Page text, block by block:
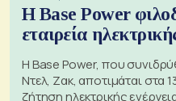
Η Base Power
εταιρεία
Η Base Power, που
Ντελ, Ζακ, αποτιμάται στα
ζήτηση ηλεκτρικής